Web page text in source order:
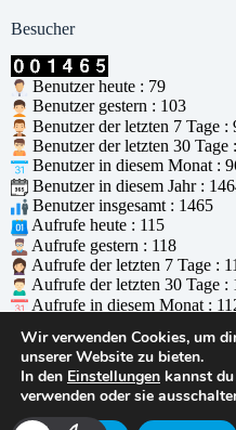
Besucher
Benutzer heute : 79
Benutzer gestern : 103
Benutzer der letzten 7 Tage :
Benutzer der letzten 30 Tage
Benutzer in diesem Monat :
Benutzer in diesem Jahr :
Benutzer insgesamt : 1465
Aufrufe heute : 115
Aufrufe gestern : 118
Aufrufe der letzten 7 Tage :
Aufrufe der letzten 30 Tage :
Aufrufe in diesem Monat :
Aufrufe insgesamt : 1844
Wer ist online : 2
Unterstützt durchWPS Visitor Counter
© 2026 - WordPress Theme von
Wir verwenden Cookies, um
unserer Website zu bieten.
In den Einstellungen kannst
verwenden oder sie